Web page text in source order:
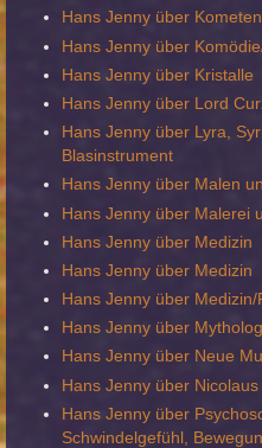
Hans Jenny über
Hans Jenny über
Hans Jenny über Kristalle
Hans Jenny über Lord
Hans Jenny über Lyra,
Blasinstrument
Hans Jenny über Malen
Hans Jenny über Malerei
Hans Jenny über Medizin
Hans Jenny über Medizin
Hans Jenny über Medizin/
Hans Jenny über
Hans Jenny über Neue
Hans Jenny über
Hans Jenny über
Schwindelgefühl,